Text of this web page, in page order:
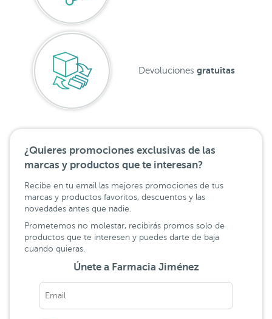
Devoluciones gratuitas
¿Quieres promociones exclusivas de las
marcas y productos que te interesan?
Recibe en tu email las mejores promociones de tus
marcas y productos favoritos, descuentos y las
novedades antes que nadie.
Prometemos no molestar, recibirás promos solo de
productos que te interesen y puedes darte de baja
cuando quieras.
Únete a Farmacia Jiménez